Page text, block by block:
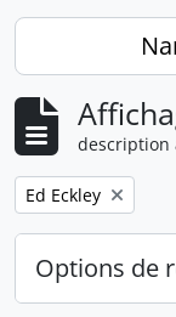
description
Remove filter:
Ed Eckley
Options de